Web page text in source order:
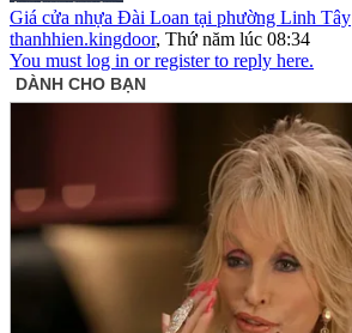
Giá cửa nhựa Đài Loan tại phường Linh Tây
thanhhien.kingdoor, Thứ năm lúc 08:34
You must log in or register to reply here.